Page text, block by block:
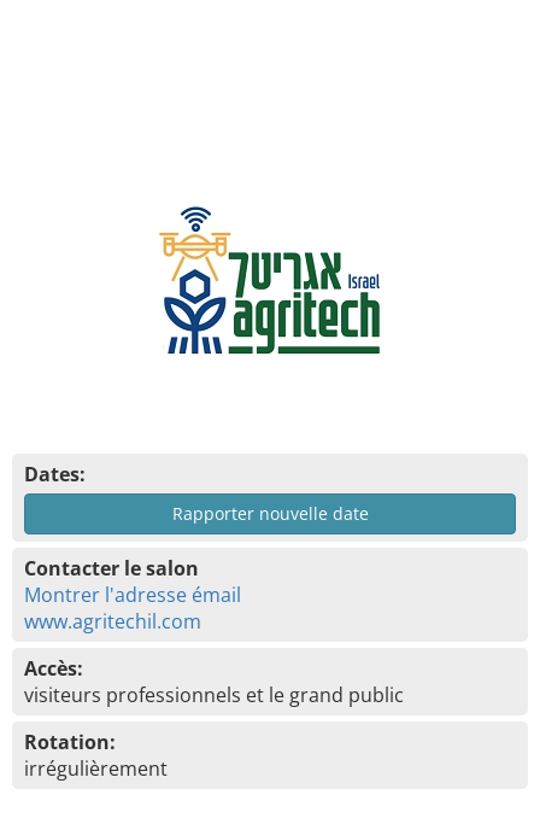
Dates:
Rapporter nouvelle date
Contacter le salon
Montrer l'adresse émail
www.agritechil.com
Accès:
visiteurs professionnels et le grand public
Rotation:
irrégulièrement